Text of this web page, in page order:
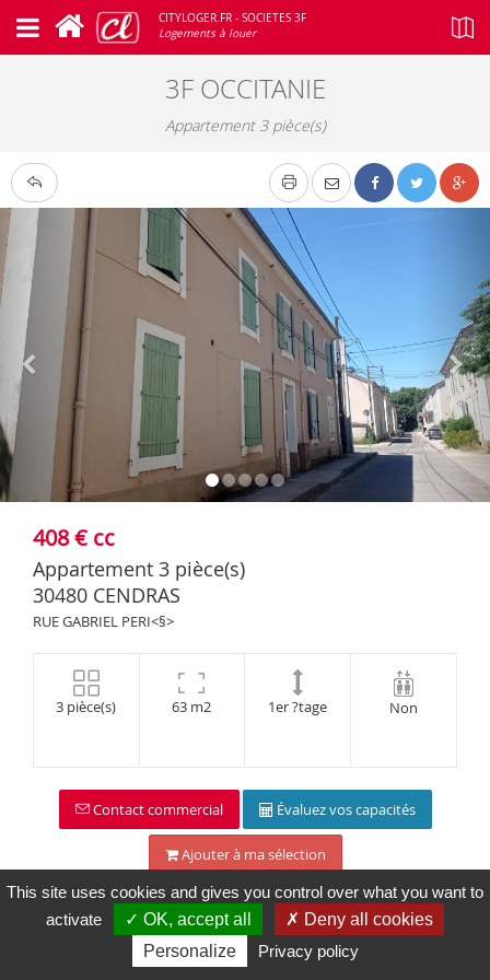
CITYLOGER.FR - SOCIETES 3F
Logements à louer
Google
Maps is
3F OCCITANIE
Appartement 3 pièce(s)
408 € cc
Appartement 3 pièce(s)
30480 CENDRAS
RUE GABRIEL PERI<§>
3 pièce(s) 63 m2 1er ?tage Non
Contact commercial Évaluez vos capacités
Ajouter à ma sélection
Description
This site uses cookies and gives you control over what you want to
activate
✓ OK, accept all
✗ Deny all cookies
Personalize
Privacy policy